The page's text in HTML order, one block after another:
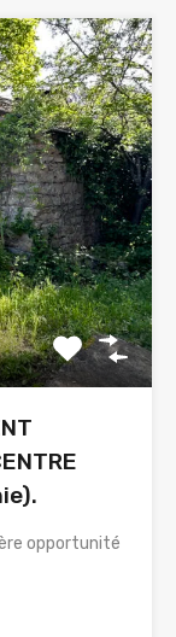
opportunité